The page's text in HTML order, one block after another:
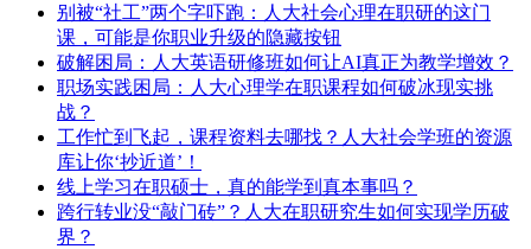
别被“社工”两个字吓跑：人大社会心理在职研的这门
课，可能是你职业升级的隐藏按钮
破解困局：人大英语研修班如何让AI真正为教学增效？
职场实践困局：人大心理学在职课程如何破冰现实挑
战？
工作忙到飞起，课程资料去哪找？人大社会学班的资源
库让你‘抄近道’！
线上学习在职硕士，真的能学到真本事吗？
跨行转业没“敲门砖”？人大在职研究生如何实现学历破
界？